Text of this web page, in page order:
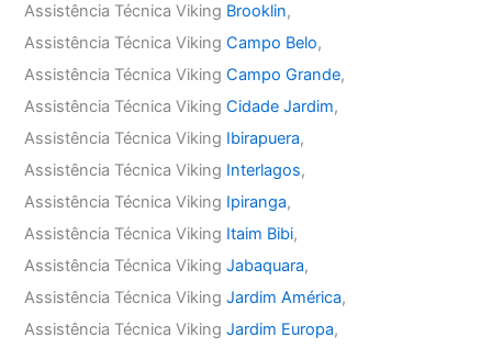
Assistência Técnica Viking Brooklin,
Assistência Técnica VikingCampo Belo,
Assistência Técnica VikingCampo Grande,
Assistência Técnica VikingCidade Jardim,
Assistência Técnica Viking Ibirapuera,
Assistência Técnica Viking Interlagos,
Assistência Técnica Viking Ipiranga,
Assistência Técnica Viking Itaim Bibi,
Assistência Técnica VikingJabaquara,
Assistência Técnica VikingJardim América,
Assistência Técnica VikingJardim Europa,